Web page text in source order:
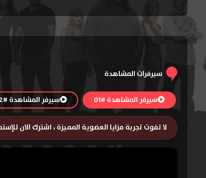
سيرفرات المشاهدة
سيرفر المشاهدة #01 سيرفر المشاهدة #02
لا تفوت تجربة مزايا العضوية المميزة ، اشترك الان